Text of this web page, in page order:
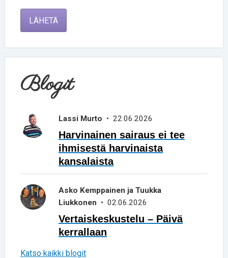
LÄHETÄ
Blogit
Lassi Murto • 22.06.2026
Harvinainen sairaus ei tee
ihmisestä harvinaista
kansalaista
Asko Kemppainen ja Tuukka
Liukkonen • 02.06.2026
Vertaiskeskustelu – Päivä
kerrallaan
Katso kaikki blogit